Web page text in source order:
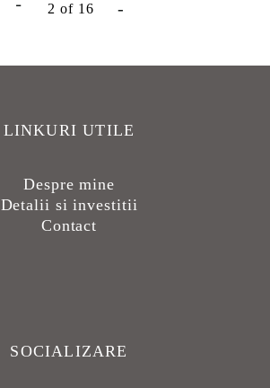
2 of 16
LINKURI UTILE
Despre mine
Detalii si investitii
Contact
SOCIALIZARE